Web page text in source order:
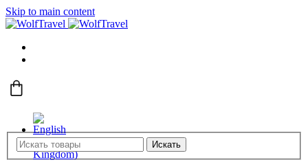
Skip to main content
Искать